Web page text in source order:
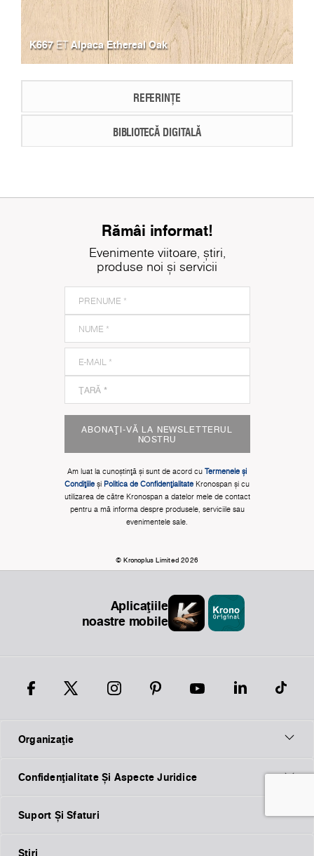
K667ETAlpaca Ethereal Oak
REFERINȚE
BIBLIOTECĂ DIGITALĂ
Rămâi informat!
Evenimente viitoare, știri,
produse noi și servicii
ABONAȚI-VĂ LA NEWSLETTERUL
NOSTRU
Am luat la cunoștinţă și sunt de acord cu Termenele și
Condițiile și Politica de Confidențialitate Kronospan și cu
utilizarea de către Kronospan a datelor mele de contact
pentru a mă informa despre produsele, serviciile sau
evenimentele sale.
© Kronoplus Limited 2026
Aplicațiile
noastre mobile
Organizaţie
Confidențialitate Și Aspecte Juridice
Suport Și Sfaturi
Ştiri